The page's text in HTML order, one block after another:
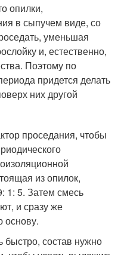
опилки,
в сыпучем виде, со
уменьшая
и, естественно,
Поэтому по
придется делать
них другой
проседания, чтобы
из опилок,
1: 5. Затем смесь
и сразу же
основу.
быстро, состав нужно